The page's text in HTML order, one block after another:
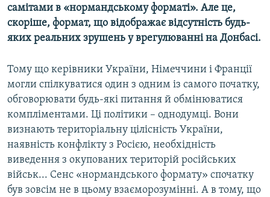
самітами в «нормандському форматі». Але це,
скоріше, формат, що відображає відсутність будь-
яких реальних зрушень у врегулюванні на Донбасі.
Тому що керівники України, Німеччини і Франції
могли спілкуватися один з одним із самого початку,
обговорювати будь-які питання й обмінюватися
компліментами. Ці політики – однодумці. Вони
визнають територіальну цілісність України,
наявність конфлікту з Росією, необхідність
виведення з окупованих територій російських
військ... Сенс «нормандського формату» спочатку
був зовсім не в цьому взаєморозумінні. А в тому, що